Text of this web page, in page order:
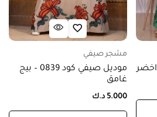
مشجر صيفي
موديل صيفي كود 0839 – بيج
غامق
5.000 د.ك